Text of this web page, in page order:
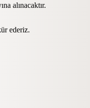
alınacaktır.
ederiz.